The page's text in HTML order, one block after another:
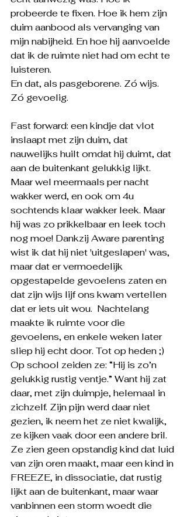
probeerde te fixen. Hoe ik hem zijn
duim aanbood als vervanging van
mijn nabijheid. En hoe hij aanvoelde
dat ik de ruimte niet had om echt te
luisteren.
En dat, als pasgeborene. Zó wijs.
Zó gevoelig.
Fast forward: een kindje dat vlot
inslaapt met zijn duim, dat
nauwelijks huilt omdat hij duimt, dat
aan de buitenkant gelukkig lijkt.
Maar wel meermaals per nacht
wakker werd, en ook om 4u
sochtends klaar wakker leek. Maar
hij was zo prikkelbaar en leek toch
nog moe! Dankzij Aware parenting
wist ik dat hij niet 'uitgeslapen' was,
maar dat er vermoedelijk
opgestapelde gevoelens zaten en
dat zijn wijs lijf ons kwam vertellen
dat er iets uit wou.  Nachtelang
maakte ik ruimte voor die
gevoelens, en enkele weken later
sliep hij echt door. Tot op heden ;)
Op school zeiden ze: “Hij is zo’n
gelukkig rustig ventje.” Want hij zat
daar, met zijn duimpje, helemaal in
zichzelf. Zijn pijn werd daar niet
gezien, ik neem het ze niet kwalijk,
ze kijken vaak door een andere bril.
Ze zien geen opstandig kind dat luid
van zijn oren maakt, maar een kind in
FREEZE, in dissociatie, dat rustig
lijkt aan de buitenkant, maar waar
vanbinnen een storm woedt die